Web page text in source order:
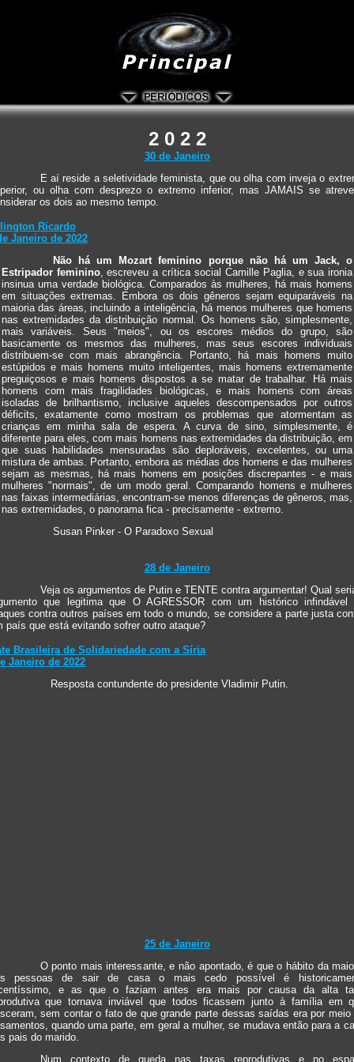
2 0 2 2
30 de Janeiro
E aí reside a seletividade feminista, que ou olha com inveja o
ou olha com desprezo o extremo inferior, mas JAMAIS se
os dois ao mesmo tempo.
Ricardo
Janeiro de 2022
Não há um Mozart feminino porque não há um Jack, o
Estripador feminino, escreveu a crítica social Camille Paglia, e sua ironia
insinua uma verdade biológica. Comparados às mulheres, há mais homens
em situações extremas. Embora os dois gêneros sejam equiparáveis na
maioria das áreas, incluindo a inteligência, há menos mulheres que homens
nas extremidades da distribuição normal. Os homens são, simplesmente,
mais variáveis. Seus "meios", ou os escores médios do grupo, são
basicamente os mesmos das mulheres, mas seus escores individuais
distribuem-se com mais abrangência. Portanto, há mais homens muito
estúpidos e mais homens muito inteligentes, mais homens extremamente
preguiçosos e mais homens dispostos a se matar de trabalhar. Há mais
homens com mais fragilidades biológicas, e mais homens com áreas
isoladas de brilhantismo, inclusive aqueles descompensados por outros
déficits, exatamente como mostram os problemas que atormentam as
crianças em minha sala de espera. A curva de sino, simplesmente, é
diferente para eles, com mais homens nas extremidades da distribuição, em
que suas habilidades mensuradas são deploráveis, excelentes, ou uma
mistura de ambas. Portanto, embora as médias dos homens e das mulheres
sejam as mesmas, há mais homens em posições discrepantes - e mais
mulheres "normais", de um modo geral. Comparando homens e mulheres
nas faixas intermediárias, encontram-se menos diferenças de gêneros, mas,
nas extremidades, o panorama fica - precisamente - extremo.
Susan Pinker - O Paradoxo Sexual
28 de Janeiro
Veja os argumentos de Putin e TENTE contra argumentar! Qual
que legitima que O AGRESSOR com um histórico infindável
contra outros países em todo o mundo, se considere a parte justa
país que está evitando sofrer outro ataque?
Brasileira de Solidariedade com a Síria
Janeiro de 2022
Resposta contundente do presidente Vladimir Putin.
25 de Janeiro
O ponto mais interessante, e não apontado, é que o hábito da
pessoas de sair de casa o mais cedo possível é
e as que o faziam antes era mais por causa da alta
que tornava inviável que todos ficassem junto à família em
sem contar o fato de que grande parte dessas saídas era por meio
quando uma parte, em geral a mulher, se mudava então para a
pais do marido.
Num contexto de queda nas taxas reprodutivas e no